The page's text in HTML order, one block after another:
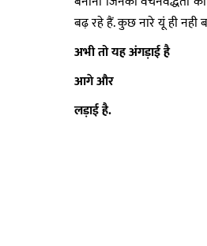
बढ़ रहे हैं. कुछ नारे यूं ही नही
अभी तो यह अंगड़ाई है
आगे और
लड़ाई है.